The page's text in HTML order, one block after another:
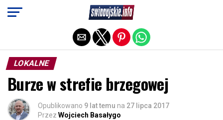
LOKALNE
Burze w strefie brzegowej
Opublikowano 9 lat temu na 27 lipca 2017
Przez Wojciech Basałygo
Exit mobile version